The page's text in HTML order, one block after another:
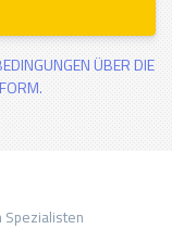
ÜBER DIE
Spezialisten